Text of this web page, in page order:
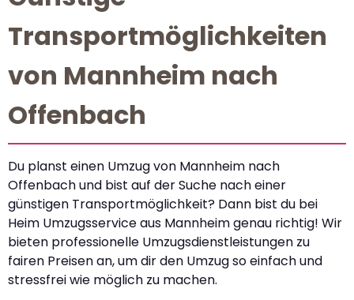
Transportmöglichkeiten
von Mannheim nach
Offenbach
Du planst einen Umzug von Mannheim nach
Offenbach und bist auf der Suche nach einer
günstigen Transportmöglichkeit? Dann bist du bei
Heim Umzugsservice aus Mannheim genau richtig! Wir
bieten professionelle Umzugsdienstleistungen zu
fairen Preisen an, um dir den Umzug so einfach und
stressfrei wie möglich zu machen.